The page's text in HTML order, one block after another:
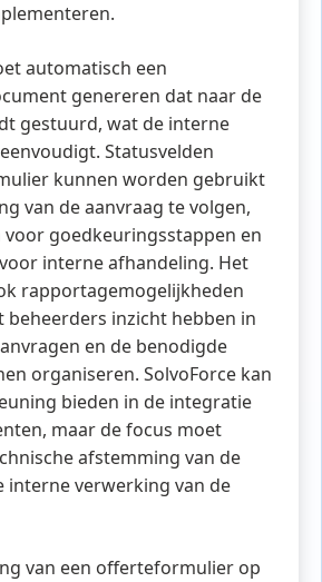
automatisch een
genereren dat naar de
gestuurd, wat de interne
Statusvelden
kunnen worden gebruikt
van de aanvraag te volgen,
goedkeuringsstappen en
interne afhandeling. Het
rapportagemogelijkheden
beheerders inzicht hebben in
en de benodigde
organiseren. SolvoForce kan
bieden in de integratie
maar de focus moet
afstemming van de
interne verwerking van de
van een offerteformulier op